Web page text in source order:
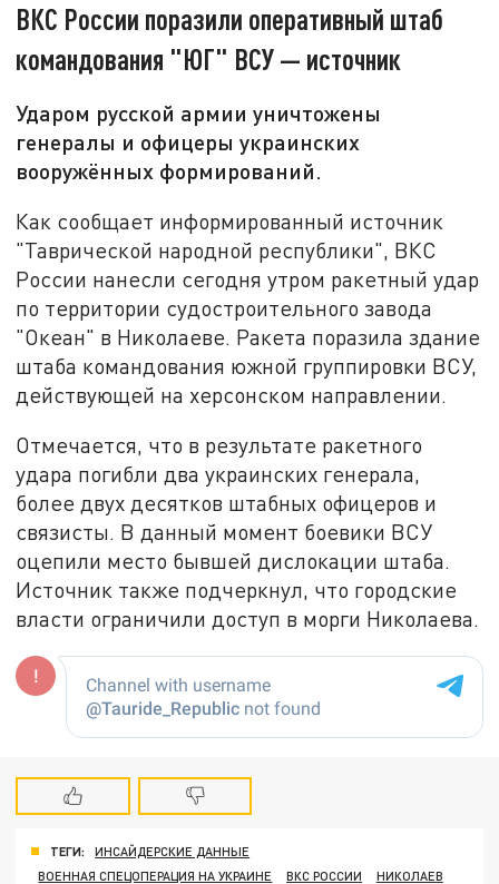
ВКС России поразили оперативный штаб
командования "ЮГ" ВСУ — источник
Ударом русской армии уничтожены
генералы и офицеры украинских
вооружённых формирований.
Как сообщает информированный источник
"Таврической народной республики", ВКС
России нанесли сегодня утром ракетный удар
по территории судостроительного завода
"Океан" в Николаеве. Ракета поразила здание
штаба командования южной группировки ВСУ,
действующей на херсонском направлении.
Отмечается, что в результате ракетного
удара погибли два украинских генерала,
более двух десятков штабных офицеров и
связисты. В данный момент боевики ВСУ
оцепили место бывшей дислокации штаба.
Источник также подчеркнул, что городские
власти ограничили доступ в морги Николаева.
ТЕГИ:
ИНСАЙДЕРСКИЕ ДАННЫЕ
ВОЕННАЯ СПЕЦОПЕРАЦИЯ НА УКРАИНЕ
ВКС РОССИИ
НИКОЛАЕВ